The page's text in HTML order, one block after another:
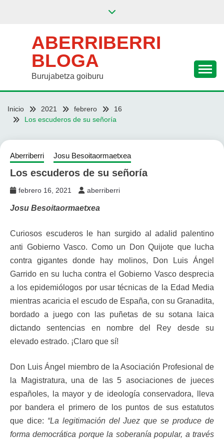
ABERRIBERRI
BLOGA
Burujabetza goiburu
Inicio 2021 febrero
16
Los escuderos de su señoría
Aberriberri Josu Besoitaormaetxea
Los escuderos de su señoría
febrero 16, 2021 aberriberri
Josu Besoitaormaetxea
Curiosos escuderos le han surgido al adalid palentino
anti Gobierno Vasco. Como un Don Quijote que lucha
contra gigantes donde hay molinos, Don Luis Ángel
Garrido en su lucha contra el Gobierno Vasco desprecia
a los epidemiólogos por usar técnicas de la Edad Media
mientras acaricia el escudo de España, con su Granadita,
bordado a juego con las puñetas de su sotana laica
dictando sentencias en nombre del Rey desde su
elevado estrado. ¡Claro que sí!
Don Luis Ángel miembro de la Asociación Profesional de
la Magistratura, una de las 5 asociaciones de jueces
españoles, la mayor y de ideología conservadora, lleva
por bandera el primero de los puntos de sus estatutos
que dice: “La legitimación del Juez que se produce de
forma democrática porque la soberanía popular, a través